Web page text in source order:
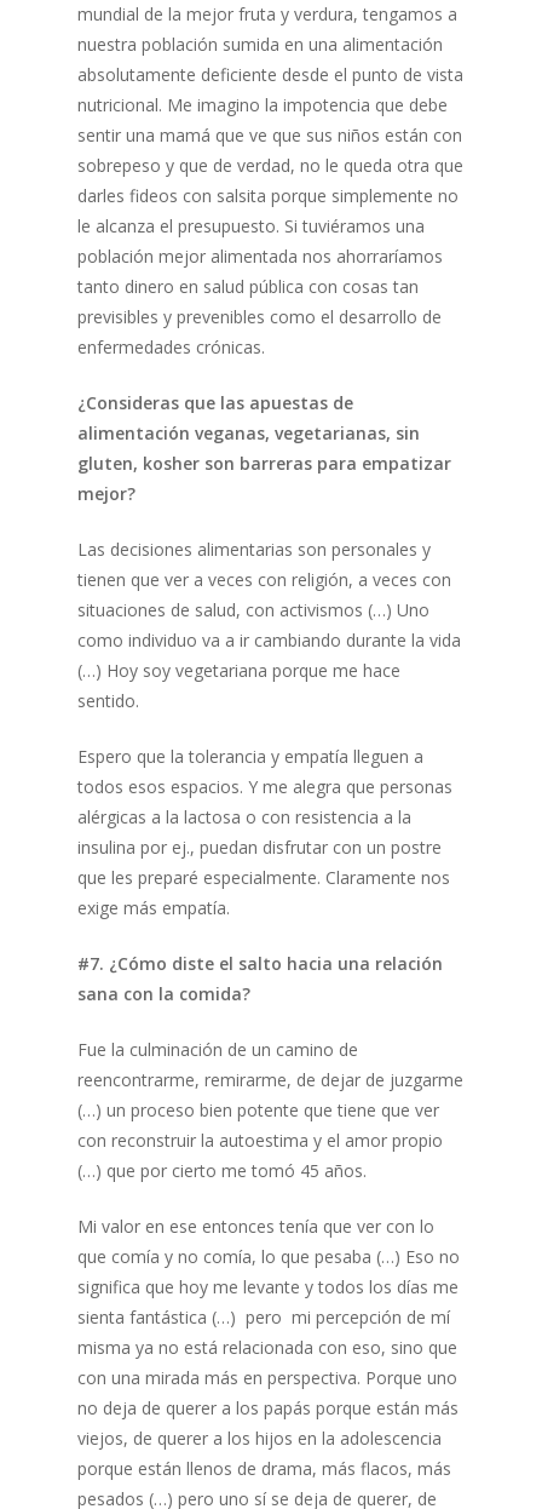
mundial de la mejor fruta y verdura, tengamos a
nuestra población sumida en una alimentación
absolutamente deficiente desde el punto de vista
nutricional. Me imagino la impotencia que debe
sentir una mamá que ve que sus niños están con
sobrepeso y que de verdad, no le queda otra que
darles fideos con salsita porque simplemente no
le alcanza el presupuesto. Si tuviéramos una
población mejor alimentada nos ahorraríamos
tanto dinero en salud pública con cosas tan
previsibles y prevenibles como el desarrollo de
enfermedades crónicas.
¿Consideras que las apuestas de
alimentación veganas, vegetarianas, sin
gluten, kosher son barreras para empatizar
mejor?
Las decisiones alimentarias son personales y
tienen que ver a veces con religión, a veces con
situaciones de salud, con activismos (…) Uno
como individuo va a ir cambiando durante la vida
(…) Hoy soy vegetariana porque me hace
sentido.
Espero que la tolerancia y empatía lleguen a
todos esos espacios. Y me alegra que personas
alérgicas a la lactosa o con resistencia a la
insulina por ej., puedan disfrutar con un postre
que les preparé especialmente. Claramente nos
exige más empatía.
#7. ¿Cómo diste el salto hacia una relación
sana con la comida?
Fue la culminación de un camino de
reencontrarme, remirarme, de dejar de juzgarme
(…) un proceso bien potente que tiene que ver
con reconstruir la autoestima y el amor propio
(…) que por cierto me tomó 45 años.
Mi valor en ese entonces tenía que ver con lo
que comía y no comía, lo que pesaba (…) Eso no
significa que hoy me levante y todos los días me
sienta fantástica (…) pero mi percepción de mí
misma ya no está relacionada con eso, sino que
con una mirada más en perspectiva. Porque uno
no deja de querer a los papás porque están más
viejos, de querer a los hijos en la adolescencia
porque están llenos de drama, más flacos, más
pesados (…) pero uno sí se deja de querer, de